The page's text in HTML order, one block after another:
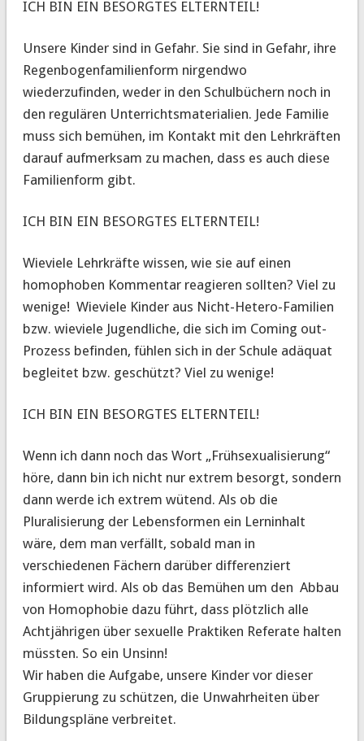
ICH BIN EIN BESORGTES ELTERNTEIL!
Unsere Kinder sind in Gefahr. Sie sind in Gefahr, ihre
Regenbogenfamilienform nirgendwo
wiederzufinden, weder in den Schulbüchern noch in
den regulären Unterrichtsmaterialien. Jede Familie
muss sich bemühen, im Kontakt mit den Lehrkräften
darauf aufmerksam zu machen, dass es auch diese
Familienform gibt.
ICH BIN EIN BESORGTES ELTERNTEIL!
Wieviele Lehrkräfte wissen, wie sie auf einen
homophoben Kommentar reagieren sollten? Viel zu
wenige! Wieviele Kinder aus Nicht-Hetero-Familien
bzw. wieviele Jugendliche, die sich im Coming out-
Prozess befinden, fühlen sich in der Schule adäquat
begleitet bzw. geschützt? Viel zu wenige!
ICH BIN EIN BESORGTES ELTERNTEIL!
Wenn ich dann noch das Wort „Frühsexualisierung“
höre, dann bin ich nicht nur extrem besorgt, sondern
dann werde ich extrem wütend. Als ob die
Pluralisierung der Lebensformen ein Lerninhalt
wäre, dem man verfällt, sobald man in
verschiedenen Fächern darüber differenziert
informiert wird. Als ob das Bemühen um den Abbau
von Homophobie dazu führt, dass plötzlich alle
Achtjährigen über sexuelle Praktiken Referate halten
müssten. So ein Unsinn!
Wir haben die Aufgabe, unsere Kinder vor dieser
Gruppierung zu schützen, die Unwahrheiten über
Bildungspläne verbreitet.